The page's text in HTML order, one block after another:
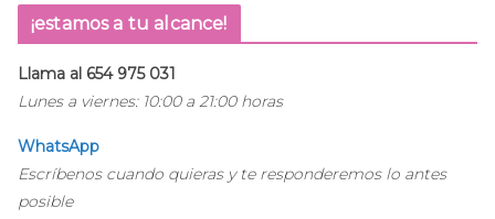
¡estamos a tu alcance!
Llama al 654 975 031
Lunes a viernes: 10:00 a 21:00 horas
WhatsApp
Escríbenos cuando quieras y te responderemos lo antes
posible